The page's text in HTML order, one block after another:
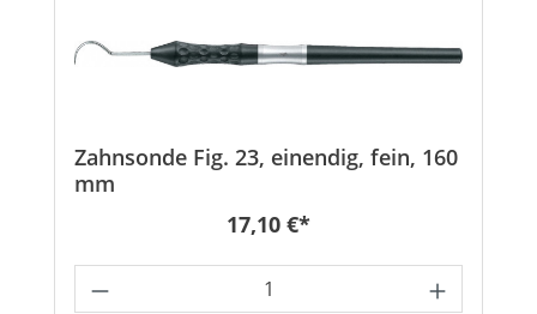
Zahnsonde Fig. 23, einendig, fein, 160
mm
Regulärer Preis:
17,10 €*
Produkt Anzahl: Gib den